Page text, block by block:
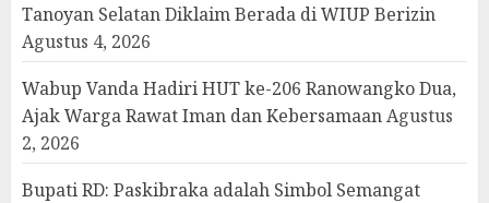
Tanoyan Selatan Diklaim Berada di WIUP Berizin
Agustus 4, 2026
Wabup Vanda Hadiri HUT ke-206 Ranowangko Dua,
Ajak Warga Rawat Iman dan KebersamaanAgustus
2, 2026
Bupati RD: Paskibraka adalah Simbol Semangat